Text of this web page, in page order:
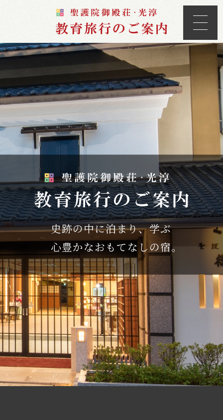
史跡の中に泊まり、学ぶ
心豊かなおもてなしの宿。